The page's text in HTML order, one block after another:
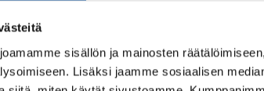
sisällön ja mainosten
Lisäksi jaamme sosiaalisen
asiakkaiden että työntekijöiden hyvinvoinnin.
ja yhdessä työyhteisönä, ne eivät
tässä tehtävässä. Jokaisella lähihoitajalla